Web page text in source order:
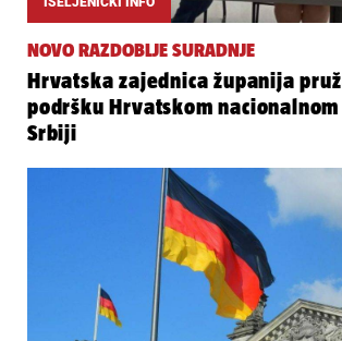
NOVO RAZDOBLJE SURADNJE
Hrvatska zajednica županija
podršku Hrvatskom
Srbiji